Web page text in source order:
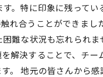
。特に印象に残ってい
れ合うことができまし
難な状況も忘れられま
解決することで、チー
。 地元の皆さんから感